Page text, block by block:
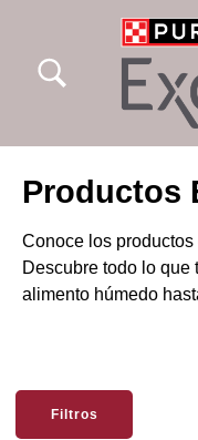
Menu Secundario
Menu Principal
Productos
Conoce los
Descubre todo lo que
alimento húmedo
Filtros